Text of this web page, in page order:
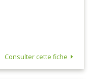
Consulter cette fiche